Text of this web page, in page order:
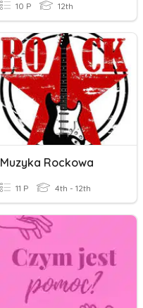
10 P 12th
Muzyka Rockowa
11 P 4th - 12th